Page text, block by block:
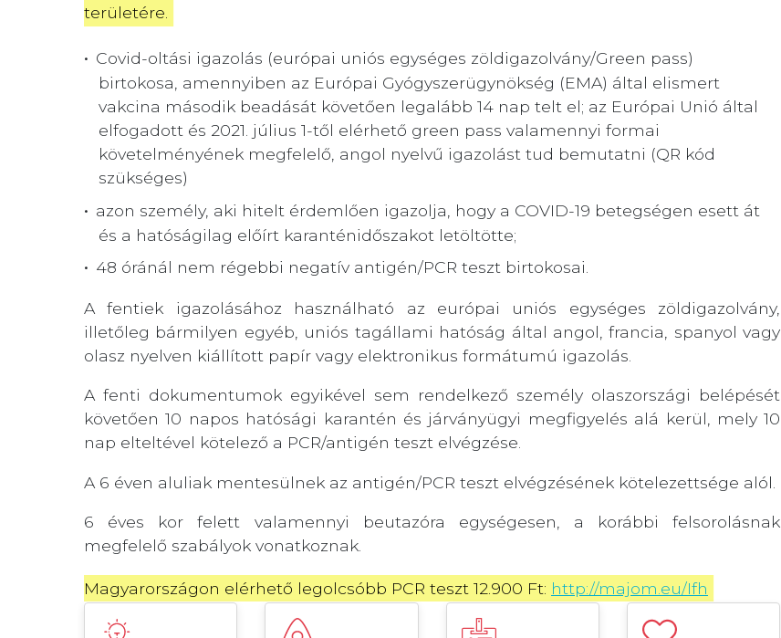
területére.
Covid-oltási igazolás (európai uniós egységes zöldigazolvány/Green pass)
birtokosa, amennyiben az Európai Gyógyszerügynökség (EMA) által elismert
vakcina második beadását követően legalább 14 nap telt el; az Európai Unió által
elfogadott és 2021. július 1-től elérhető green pass valamennyi formai
követelményének megfelelő, angol nyelvű igazolást tud bemutatni (QR kód
szükséges)
azon személy, aki hitelt érdemlően igazolja, hogy a COVID-19 betegségen esett át
és a hatóságilag előírt karanténidőszakot letöltötte;
48 óránál nem régebbi negatív antigén/PCR teszt birtokosai.
A fentiek igazolásához használható az európai uniós egységes zöldigazolvány,
illetőleg bármilyen egyéb, uniós tagállami hatóság által angol, francia, spanyol vagy
olasz nyelven kiállított papír vagy elektronikus formátumú igazolás.
A fenti dokumentumok egyikével sem rendelkező személy olaszországi belépését
követően 10 napos hatósági karantén és járványügyi megfigyelés alá kerül, mely 10
nap elteltével kötelező a PCR/antigén teszt elvégzése.
A 6 éven aluliak mentesülnek az antigén/PCR teszt elvégzésének kötelezettsége alól.
6 éves kor felett valamennyi beutazóra egységesen, a korábbi felsorolásnak
megfelelő szabályok vonatkoznak.
Magyarországon elérhető legolcsóbb PCR teszt 12.900 Ft: http://majom.eu/Ifh